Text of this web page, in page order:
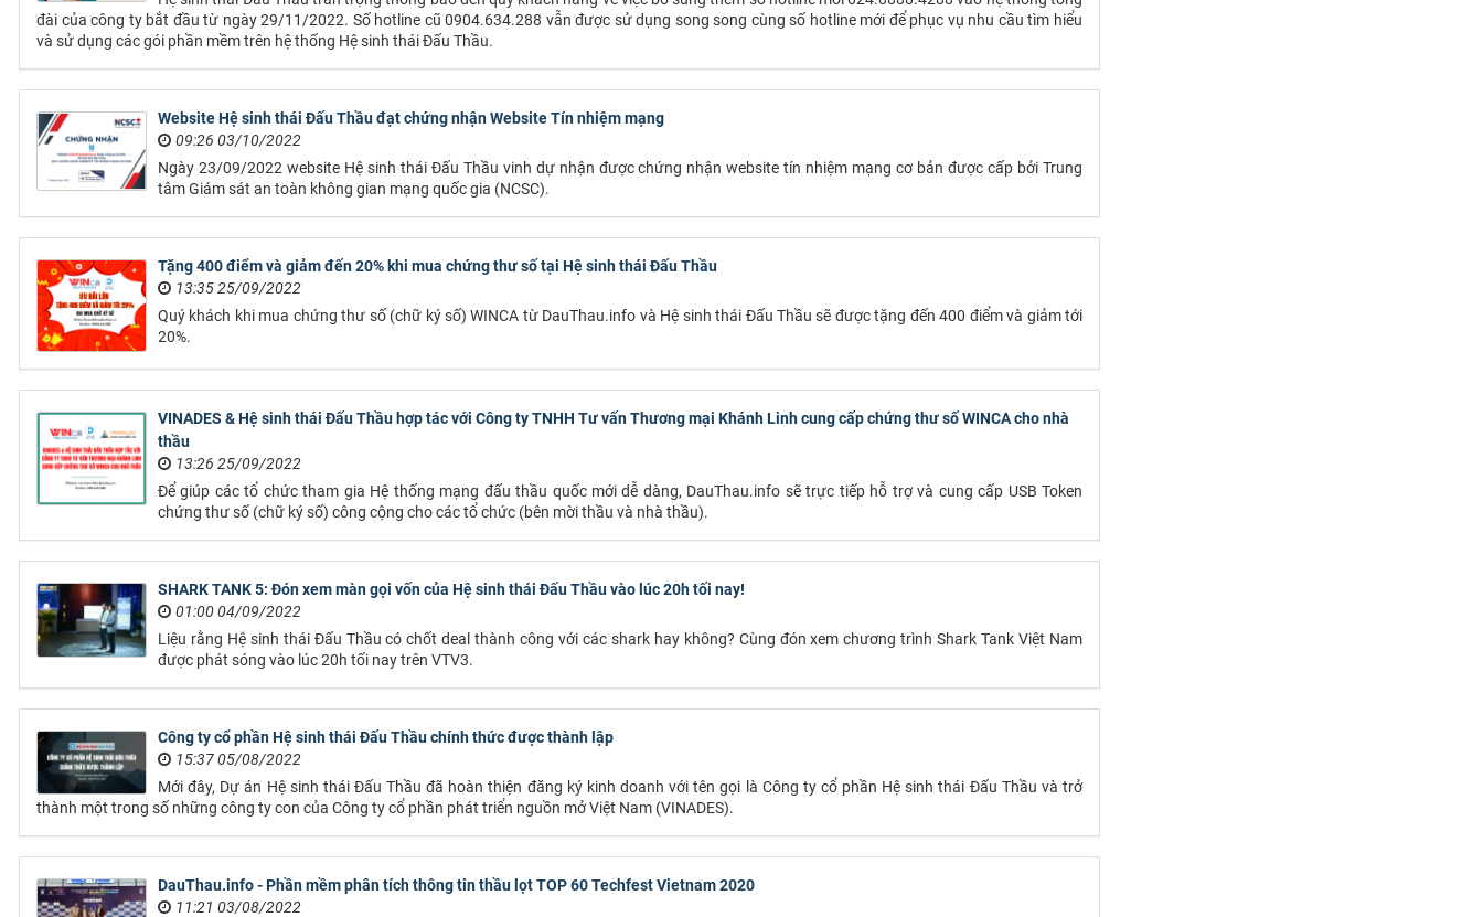
đài của công ty bắt đầu từ ngày 29/11/2022. Số hotline cũ 0904.634.288 vẫn được sử dụng song song cùng số hotline mới để phục vụ nhu cầu tìm hiểu
và sử dụng các gói phần mềm trên hệ thống Hệ sinh thái Đấu Thầu.
Website Hệ sinh thái Đấu Thầu đạt chứng nhận Website Tín nhiệm mạng
09:26 03/10/2022
Ngày 23/09/2022 website Hệ sinh thái Đấu Thầu vinh dự nhận được chứng nhận website tín nhiệm mạng cơ bản được cấp bởi Trung
tâm Giám sát an toàn không gian mạng quốc gia (NCSC).
Tặng 400 điểm và giảm đến 20% khi mua chứng thư số tại Hệ sinh thái Đấu Thầu
13:35 25/09/2022
Quý khách khi mua chứng thư số (chữ ký số) WINCA từ DauThau.info và Hệ sinh thái Đấu Thầu sẽ được tặng đến 400 điểm và giảm tới
20%.
VINADES & Hệ sinh thái Đấu Thầu hợp tác với Công ty TNHH Tư vấn Thương mại Khánh Linh cung cấp chứng thư số WINCA cho nhà
thầu
13:26 25/09/2022
Để giúp các tổ chức tham gia Hệ thống mạng đấu thầu quốc mới dễ dàng, DauThau.info sẽ trực tiếp hỗ trợ và cung cấp USB Token
chứng thư số (chữ ký số) công cộng cho các tổ chức (bên mời thầu và nhà thầu).
SHARK TANK 5: Đón xem màn gọi vốn của Hệ sinh thái Đấu Thầu vào lúc 20h tối nay!
01:00 04/09/2022
Liệu rằng Hệ sinh thái Đấu Thầu có chốt deal thành công với các shark hay không? Cùng đón xem chương trình Shark Tank Việt Nam
được phát sóng vào lúc 20h tối nay trên VTV3.
Công ty cổ phần Hệ sinh thái Đấu Thầu chính thức được thành lập
15:37 05/08/2022
Mới đây, Dự án Hệ sinh thái Đấu Thầu đã hoàn thiện đăng ký kinh doanh với tên gọi là Công ty cổ phần Hệ sinh thái Đấu Thầu và trở
thành một trong số những công ty con của Công ty cổ phần phát triển nguồn mở Việt Nam (VINADES).
DauThau.info - Phần mềm phân tích thông tin thầu lọt TOP 60 Techfest Vietnam 2020
11:21 03/08/2022